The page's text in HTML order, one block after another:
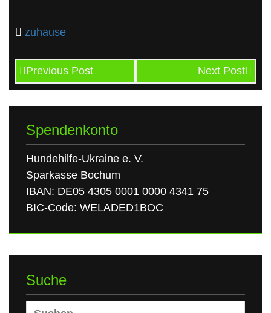
zuhause
Previous Post Next Post
Spendenkonto
Hundehilfe-Ukraine e. V.
Sparkasse Bochum
IBAN: DE05 4305 0001 0000 4341 75
BIC-Code: WELADED1BOC
Suche
Suchen